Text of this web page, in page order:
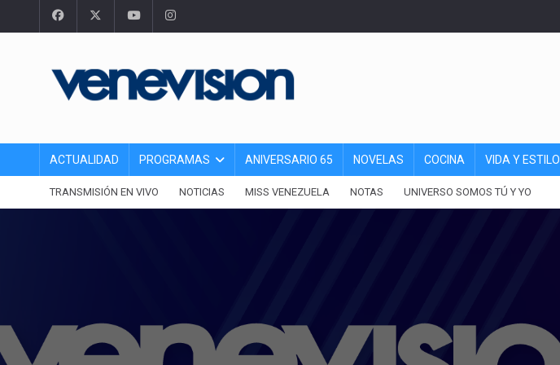
ACTUALIDAD PROGRAMAS ANIVERSARIO 65 NOVELAS COCINA VIDA Y ESTILO
TRANSMISIÓN EN VIVO NOTICIAS MISS VENEZUELA NOTAS UNIVERSO SOMOS TÚ Y YO